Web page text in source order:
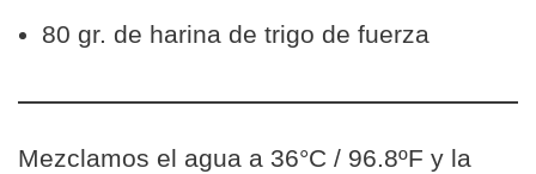
80 gr. de harina de trigo de fuerza
Mezclamos el agua a 36°C / 96.8ºF y la